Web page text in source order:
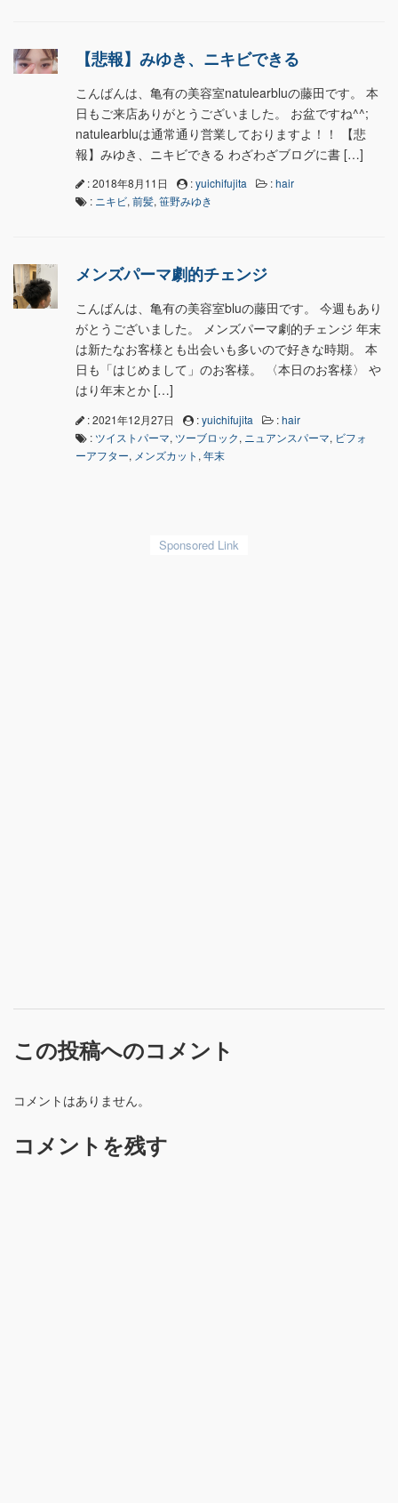
【悲報】みゆき、ニキビできる
こんばんは、亀有の美容室natulearbluの藤田です。 本
日もご来店ありがとうございました。 お盆ですね^^;
natulearbluは通常通り営業しておりますよ！！ 【悲
報】みゆき、ニキビできる わざわざブログに書 […]
: 2018年8月11日 :yuichifujita :hair
: ニキビ, 前髪, 笹野みゆき
メンズパーマ劇的チェンジ
こんばんは、亀有の美容室bluの藤田です。 今週もあり
がとうございました。 メンズパーマ劇的チェンジ 年末
は新たなお客様とも出会いも多いので好きな時期。 本
日も「はじめまして」のお客様。 〈本日のお客様〉 や
はり年末とか […]
: 2021年12月27日 :yuichifujita :hair
: ツイストパーマ, ツーブロック, ニュアンスパーマ, ビフォ
ーアフター, メンズカット , 年末
この投稿へのコメント
コメントはありません。
コメントを残す